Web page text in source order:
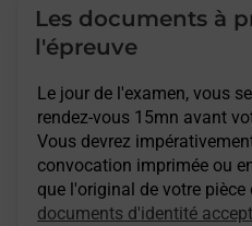
Les documents à
l'épreuve
Le jour de l'examen, vous
rendez-vous 15mn avant
Vous devrez
convocation imprimée ou
que l'original de votre pièce
documents d'identité